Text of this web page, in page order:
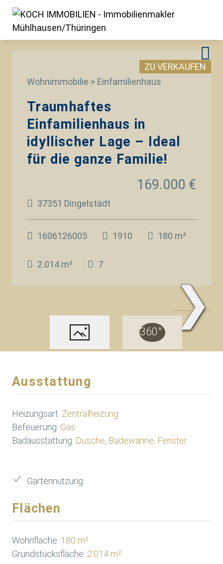
Wohnimmobilie > Einfamilienhaus
ZU VERKAUFEN
Traumhaftes
Einfamilienhaus in
idyllischer Lage – Ideal
für die ganze Familie!
37351 Dingelstädt
169.000 €
1606126005 1910 180 m²
2.014 m² 7
❯
Ausstattung
Heizungsart: Zentralheizung
Befeuerung: Gas
Badausstattung: Dusche, Badewanne, Fenster
Gartennutzung
Flächen
Wohnfläche: 180 m²
Grundstücksfläche: 2.014 m²